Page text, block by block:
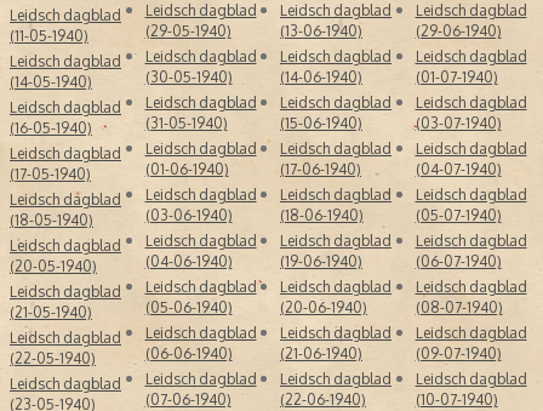
Leidsch dagblad
(11-05-1940)
Leidsch dagblad
(14-05-1940)
Leidsch dagblad
(16-05-1940)
Leidsch dagblad
(17-05-1940)
Leidsch dagblad
(18-05-1940)
Leidsch dagblad
(20-05-1940)
Leidsch dagblad
(21-05-1940)
Leidsch dagblad
(22-05-1940)
Leidsch dagblad
(23-05-1940)
Leidsch dagblad
(29-05-1940)
Leidsch dagblad
(30-05-1940)
Leidsch dagblad
(31-05-1940)
Leidsch dagblad
(01-06-1940)
Leidsch dagblad
(03-06-1940)
Leidsch dagblad
(04-06-1940)
Leidsch dagblad
(05-06-1940)
Leidsch dagblad
(06-06-1940)
Leidsch dagblad
(07-06-1940)
Leidsch dagblad
(13-06-1940)
Leidsch dagblad
(14-06-1940)
Leidsch dagblad
(15-06-1940)
Leidsch dagblad
(17-06-1940)
Leidsch dagblad
(18-06-1940)
Leidsch dagblad
(19-06-1940)
Leidsch dagblad
(20-06-1940)
Leidsch dagblad
(21-06-1940)
Leidsch dagblad
(22-06-1940)
Leidsch dagblad
(29-06-1940)
Leidsch dagblad
(01-07-1940)
Leidsch dagblad
(03-07-1940)
Leidsch dagblad
(04-07-1940)
Leidsch dagblad
(05-07-1940)
Leidsch dagblad
(06-07-1940)
Leidsch dagblad
(08-07-1940)
Leidsch dagblad
(09-07-1940)
Leidsch dagblad
(10-07-1940)